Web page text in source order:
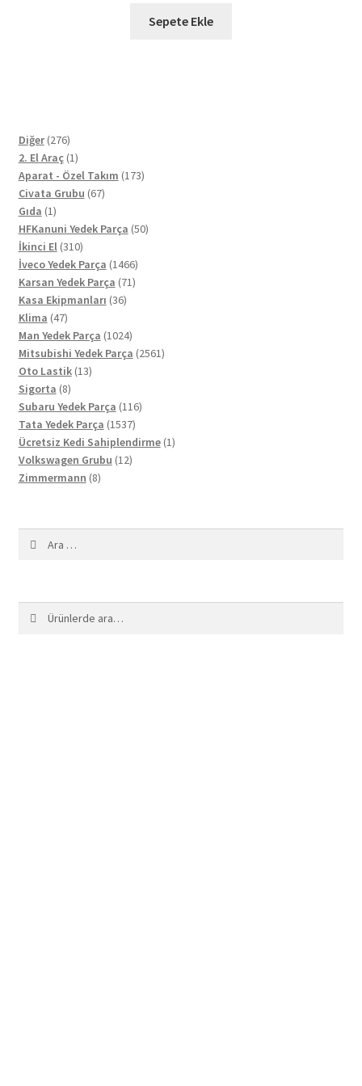
₺1.100,00.
Sepete Ekle
Diğer 276276
ürün
2. El Araç 11
ürün
Aparat - Özel Takım 173173
Civata Grubu 6767
Gıda 11
ürün
HFKanuni Yedek Parça 5050
İkinci El 310310
ürün
İveco Yedek Parça 14661466
ürün
Karsan Yedek Parça 7171
Kasa Ekipmanları 3636
Klima 4747
ürün
Man Yedek Parça 10241024
ürün
Mitsubishi Yedek Parça 25612561
Oto Lastik 1313
Sigorta 88
ürün
Subaru Yedek Parça 116116
Tata Yedek Parça 15371537
ürün
Ücretsiz Kedi Sahiplendirme 11
Volkswagen Grubu 1212
Zimmermann 88